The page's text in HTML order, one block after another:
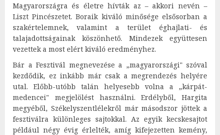
Magyarországra és életre hívták az – akkori nevén –
Liszt Pincészetet. Boraik kiváló minősége elsősorban a
szakértelemnek, valamint a terület éghajlati- és
talajadottságainak köszönhető. Mindezek együttesen
vezettek a most elért kiváló eredményhez.
Bár a Fesztivál megnevezése a „magyarországi" szóval
kezdődik, ez inkább már csak a megrendezés helyére
utal. Előbb-utóbb talán helyesebb volna a „kárpát-
medencei" megjelölést használni. Erdélyből, Hargita
megyéből, Székelyszentlélekről már másodszor jöttek a
fesztiválra különleges sajtokkal. Az egyik kecskesajtot
például négy évig érlelték, amíg kifejezetten kemény,